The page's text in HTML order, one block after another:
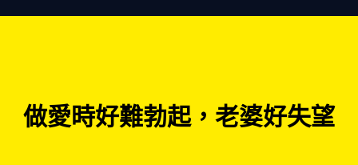
做愛時好難勃起，老婆好失望